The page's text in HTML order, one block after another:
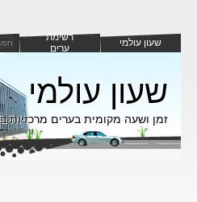
שעון עולמי
רשימת
ערים
שעון עולמי
זמן ושעה מקומית בערים מרכזיות